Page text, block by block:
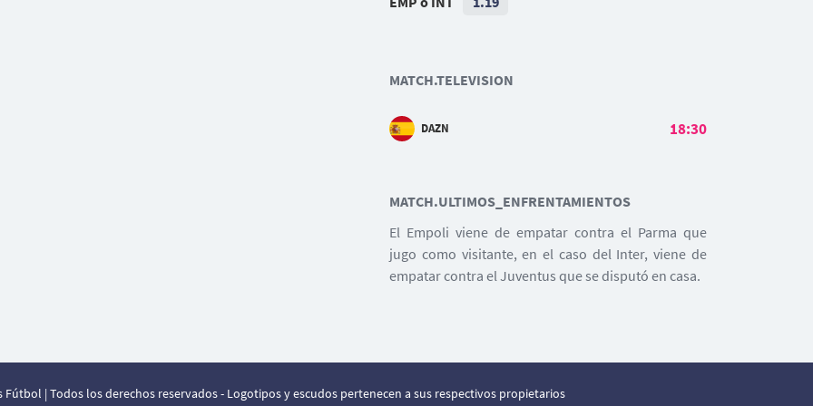
MATCH.TELEVISION
DAZN 18:30
MATCH.ULTIMOS_ENFRENTAMIENTOS
El Empoli viene de empatar contra el Parma que
jugo como visitante, en el caso del Inter, viene de
empatar contra el Juventus que se disputó en casa.
| Todos los derechos reservados - Logotipos y escudos pertenecen a sus respectivos propietarios